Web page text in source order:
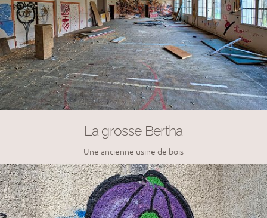
La grosse Bertha
Une ancienne usine de bois